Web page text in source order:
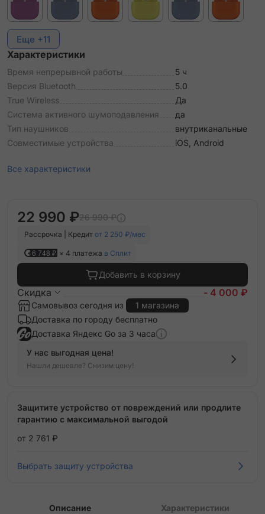
Еще +11
Характеристики
Время непрерывной работы
5 ч
Версия Bluetooth
5.0
True Wireless
Да
Система активного шумоподавления
да
Тип наушников
внутриканальные
Совместимые устройства
iOS, Android
Все характеристики
22 990 ₽26 990 ₽
Рассрочка | Кредит от 2 250 ₽/мес
6 748 ₽ × 4 платежа в Сплит
Добавить в корзину
Скидка - 4 000 ₽
Самовывоз сегодня из
1 магазина
Доставка по городу бесплатно
Доставка Яндекс Go за 3 часа
У нас выгодная цена!
Нашли дешевле? Снизим цену!
Защитите устройство от повреждений или продлите
гарантию с максимальной выгодой
от 2 761 ₽
Выбрать защиту устройства
Описание Характеристики